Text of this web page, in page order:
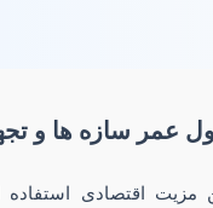
عمر سازه ها و
مزیت اقتصادی